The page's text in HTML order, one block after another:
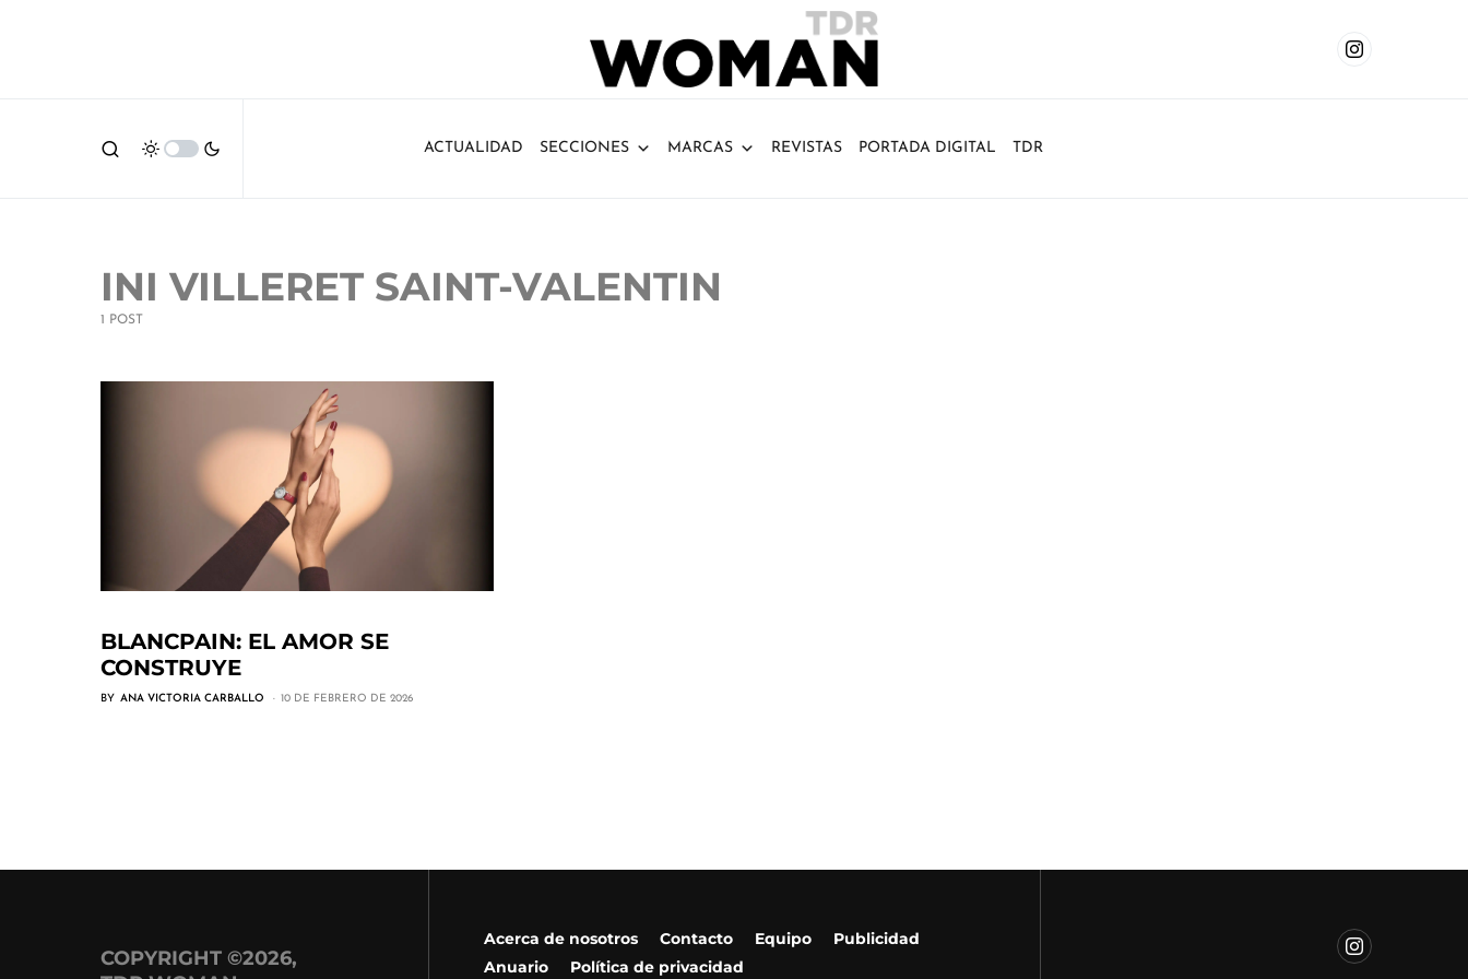
ACTUALIDAD SECCIONES MARCAS REVISTAS PORTADA DIGITAL TDR
INI VILLERET SAINT-VALENTIN
1 POST
BLANCPAIN: EL AMOR SE
CONSTRUYE
BY ANA VICTORIA CARBALLO 10 DE FEBRERO DE 2026
COPYRIGHT ©2026,
Acerca de nosotros Contacto Equipo
Publicidad
Anuario
Política de privacidad